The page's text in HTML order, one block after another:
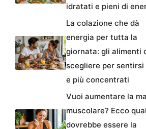
idratati e pieni di
La colazione che dà
energia per tutta la
giornata: gli alimenti
scegliere per sentirsi
e più concentrati
Vuoi aumentare la
muscolare? Ecco
dovrebbe essere la